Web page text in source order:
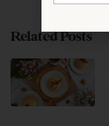
Related Posts